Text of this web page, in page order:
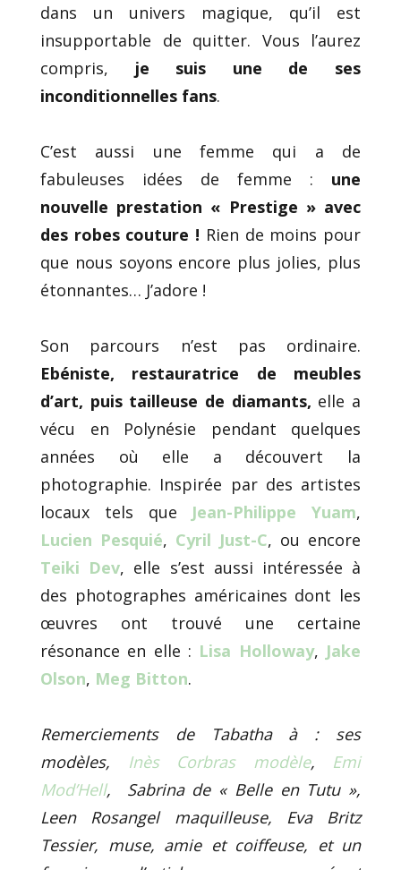
dans un univers magique, qu’il est
insupportable de quitter. Vous l’aurez
compris, je suis une de ses
inconditionnelles fans.
C’est aussi une femme qui a de
fabuleuses idées de femme : une
nouvelle prestation « Prestige » avec
des robes couture ! Rien de moins pour
que nous soyons encore plus jolies, plus
étonnantes… J’adore !
Son parcours n’est pas ordinaire.
Ebéniste, restauratrice de meubles
d’art, puis tailleuse de diamants, elle a
vécu en Polynésie pendant quelques
années où elle a découvert la
photographie. Inspirée par des artistes
locaux tels que Jean-Philippe Yuam,
Lucien Pesquié, Cyril Just-C, ou encore
Teiki Dev, elle s’est aussi intéressée à
des photographes américaines dont les
œuvres ont trouvé une certaine
résonance en elle : Lisa Holloway, Jake
Olson, Meg Bitton.
Remerciements de Tabatha à : ses
modèles,
Inès Corbras modèle, Emi
Mod’Hell, Sabrina de « Belle en Tutu »,
Leen Rosangel maquilleuse, Eva Britz
Tessier, muse, amie et coiffeuse, et un